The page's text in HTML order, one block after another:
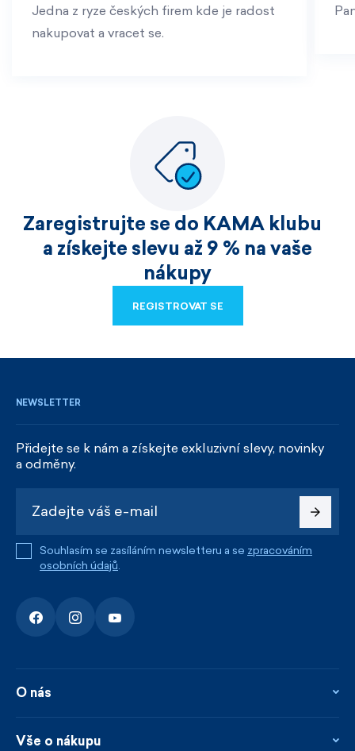
Jedna z ryze českých firem kde je radost
nakupovat a vracet se.
Zaregistrujte se do KAMA klubu
a získejte slevu až 9 % na vaše
nákupy
REGISTROVAT SE
NEWSLETTER
Přidejte se k nám a získejte exkluzivní slevy, novinky
a odměny.
Souhlasím se zasíláním newsletteru a se zpracováním
osobních údajů.
O nás
Kontakty
Vše o nákupu